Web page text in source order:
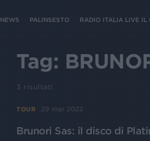
NEWS PALINSESTO RADIO ITALIA LIVE IL
Tag:
3 risultati
TOUR 29 mar 2022
Brunori Sas: il disco di